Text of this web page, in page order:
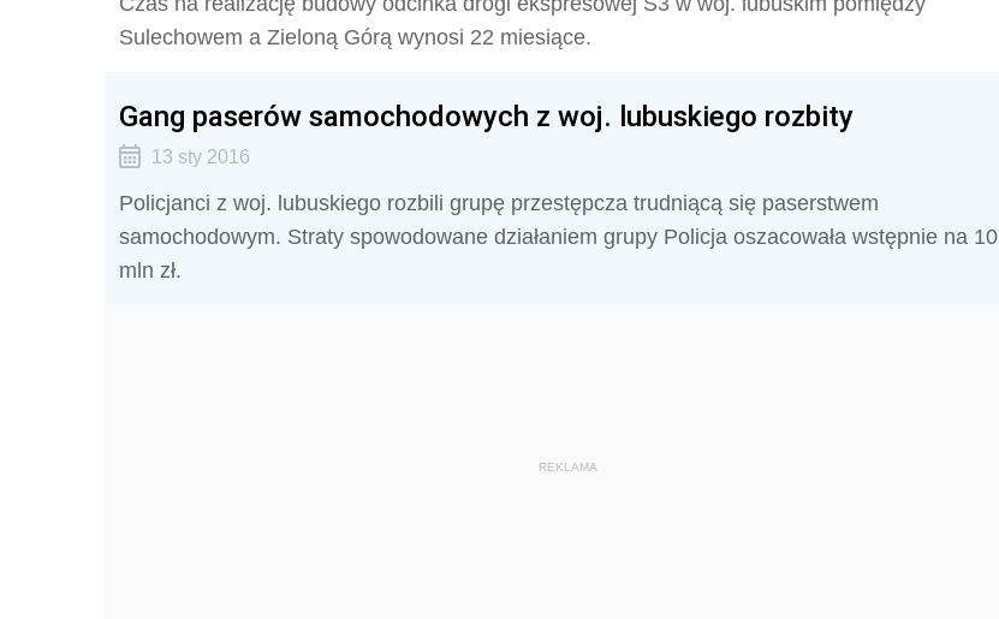
Sulechowem a Zieloną Górą wynosi 22 miesiące.
Gang paserów samochodowych z woj. lubuskiego rozbity
13 sty 2016
Policjanci z woj. lubuskiego rozbili grupę przestępcza trudniącą się paserstwem
samochodowym. Straty spowodowane działaniem grupy Policja oszacowała wstępnie na 10
mln zł.
REKLAMA